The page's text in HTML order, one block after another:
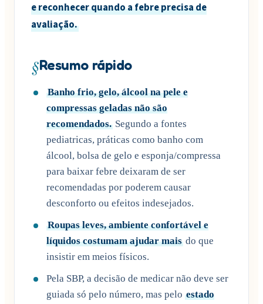
e reconhecer quando a febre precisa de
avaliação.
§Resumo rápido
Banho frio, gelo, álcool na pele e
compressas geladas não são
recomendados. Segundo a fontes
pediatricas, práticas como banho com
álcool, bolsa de gelo e esponja/compressa
para baixar febre deixaram de ser
recomendadas por poderem causar
desconforto ou efeitos indesejados.
Roupas leves, ambiente confortável e
líquidos costumam ajudar mais do que
insistir em meios físicos.
Pela SBP, a decisão de medicar não deve ser
guiada só pelo número, mas pelo estado